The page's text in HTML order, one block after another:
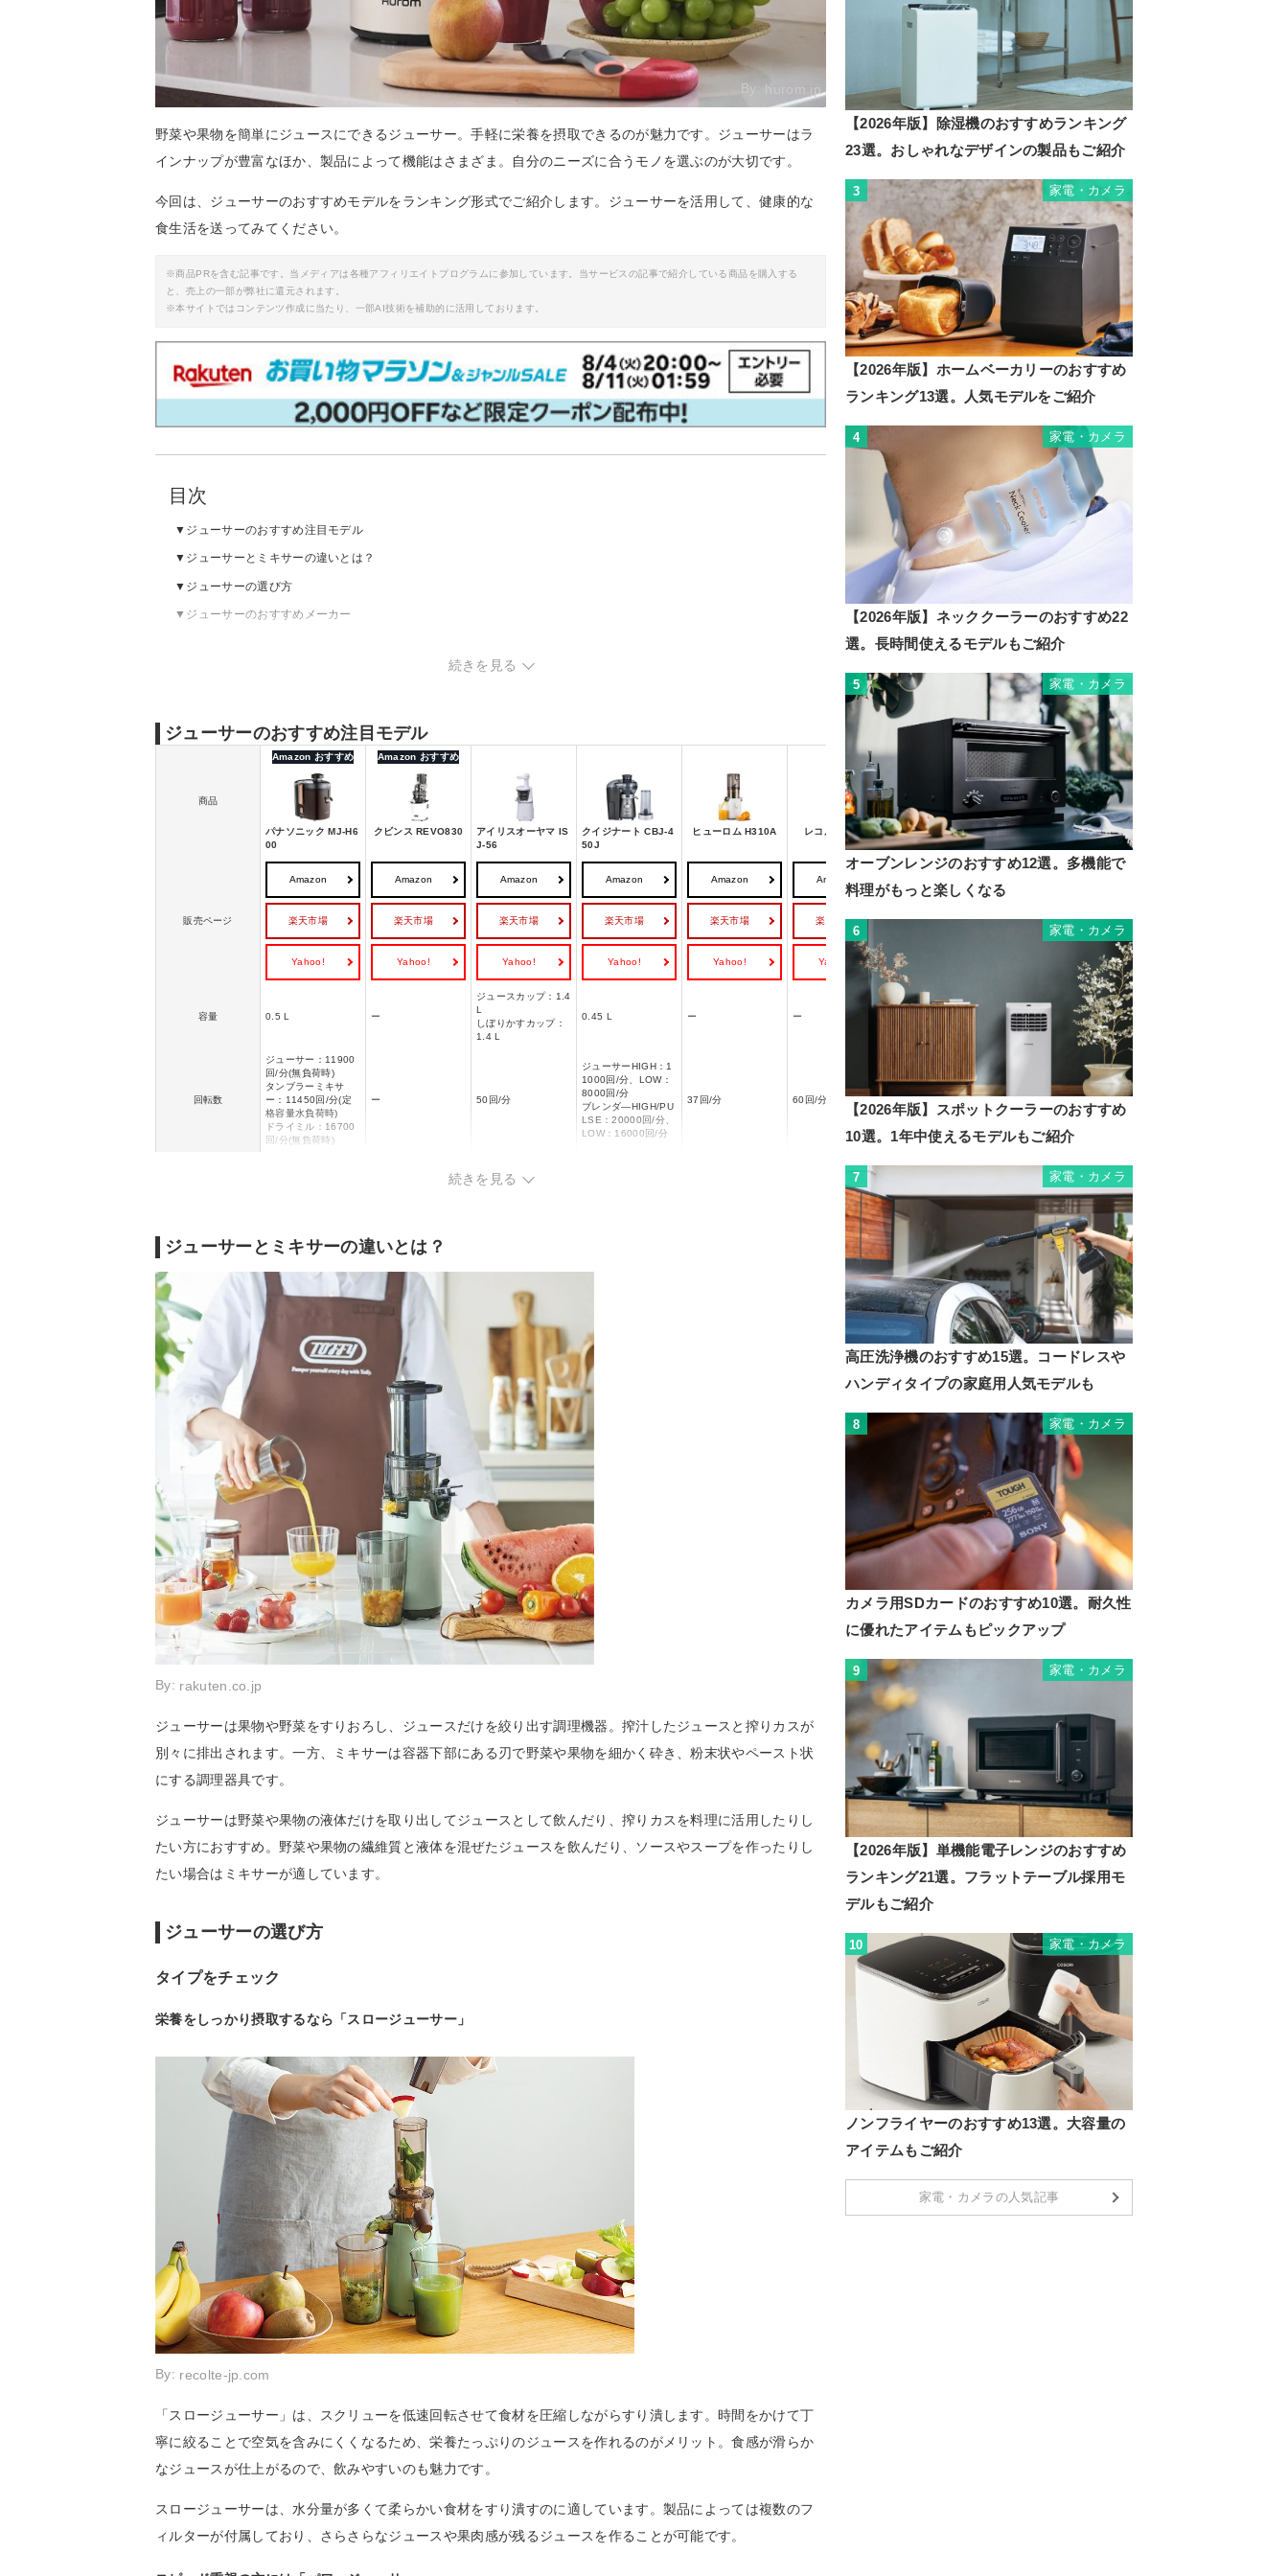
By: hurom.jp
野菜や果物を簡単にジュースにできるジューサー。手軽に栄養を摂取できるのが魅力です。ジューサーはラ
インナップが豊富なほか、製品によって機能はさまざま。自分のニーズに合うモノを選ぶのが大切です。
今回は、ジューサーのおすすめモデルをランキング形式でご紹介します。ジューサーを活用して、健康的な
食生活を送ってみてください。
※商品PRを含む記事です。当メディアは各種アフィリエイトプログラムに参加しています。当サービスの記事で紹介している商品を購入する
と、売上の一部が弊社に還元されます。
※本サイトではコンテンツ作成に当たり、一部AI技術を補助的に活用しております。
目次
ジューサーのおすすめ注目モデル
ジューサーとミキサーの違いとは？
ジューサーの選び方
ジューサーのおすすめメーカー
ジューサーのおすすめランキング｜パワージューサー続きを見る
ジューサーのおすすめ注目モデル
商品
Amazon おすすめ
パナソニック MJ-H6
00
Amazon おすすめ
クビンス REVO830
アイリスオーヤマ IS
J-56
クイジナート CBJ-4
50J
ヒューロム H310A レコルト RCJ-1
販売ページ
Amazon
楽天市場
Yahoo!
Amazon
楽天市場
Yahoo!
Amazon
楽天市場
Yahoo!
Amazon
楽天市場
Yahoo!
Amazon
楽天市場
Yahoo!
Amazon
楽天市場
Yahoo!
容量 0.5 L ー
ジュースカップ：1.4
L
しぼりかすカップ：
1.4 L
0.45 L ー ー
回転数
ジューサー：11900
回/分(無負荷時)
タンブラーミキサ
ー：11450回/分(定
格容量水負荷時)
ドライミル：16700
回/分(無負荷時)
ー 50回/分
ジューサーHIGH：1
1000回/分、LOW：
8000回/分
ブレンダ―HIGH/PU
LSE：20000回/分、
LOW：16000回/分
37回/分 60回/分(無負荷時)
15分
ジューサー使用時定
格消費電力：170W
使用時定格消費電
力：200W
W
ブレンダー：450W
サイズ 256x210x480 mm 150x440x165 mm 95x305x130 mm
コード長 1.2 m 1.5 m
続きを見る
ジューサーとミキサーの違いとは？
By: rakuten.co.jp
ジューサーは果物や野菜をすりおろし、ジュースだけを絞り出す調理機器。搾汁したジュースと搾りカスが
別々に排出されます。一方、ミキサーは容器下部にある刃で野菜や果物を細かく砕き、粉末状やペースト状
にする調理器具です。
ジューサーは野菜や果物の液体だけを取り出してジュースとして飲んだり、搾りカスを料理に活用したりし
たい方におすすめ。野菜や果物の繊維質と液体を混ぜたジュースを飲んだり、ソースやスープを作ったりし
たい場合はミキサーが適しています。
ジューサーの選び方
タイプをチェック
栄養をしっかり摂取するなら「スロージューサー」
By: recolte-jp.com
「スロージューサー」は、スクリューを低速回転させて食材を圧縮しながらすり潰します。時間をかけて丁
寧に絞ることで空気を含みにくくなるため、栄養たっぷりのジュースを作れるのがメリット。食感が滑らか
なジュースが仕上がるので、飲みやすいのも魅力です。
スロージューサーは、水分量が多くて柔らかい食材をすり潰すのに適しています。製品によっては複数のフ
ィルターが付属しており、さらさらなジュースや果肉感が残るジュースを作ることが可能です。
【2026年版】除湿機のおすすめランキング
23選。おしゃれなデザインの製品もご紹介
3 家電・カメラ
【2026年版】ホームベーカリーのおすすめ
ランキング13選。人気モデルをご紹介
4 家電・カメラ
【2026年版】ネッククーラーのおすすめ22
選。長時間使えるモデルもご紹介
5 家電・カメラ
オーブンレンジのおすすめ12選。多機能で
料理がもっと楽しくなる
6 家電・カメラ
【2026年版】スポットクーラーのおすすめ
10選。1年中使えるモデルもご紹介
7 家電・カメラ
高圧洗浄機のおすすめ15選。コードレスや
ハンディタイプの家庭用人気モデルも
8 家電・カメラ
カメラ用SDカードのおすすめ10選。耐久性
に優れたアイテムもピックアップ
9 家電・カメラ
【2026年版】単機能電子レンジのおすすめ
ランキング21選。フラットテーブル採用モ
デルもご紹介
10 家電・カメラ
ノンフライヤーのおすすめ13選。大容量の
アイテムもご紹介
家電・カメラの人気記事